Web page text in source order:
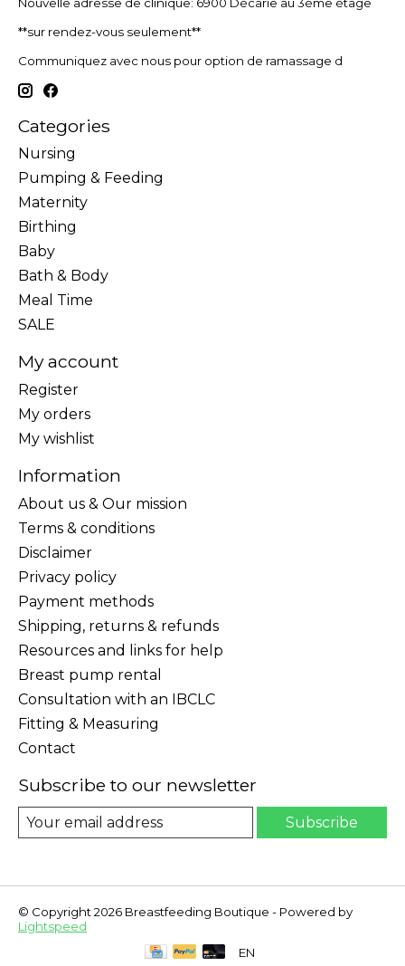
**sur rendez-vous seulement**
Communiquez avec nous pour option de ramassage d
Categories
Nursing
Pumping & Feeding
Maternity
Birthing
Baby
Bath & Body
Meal Time
SALE
My account
Register
My orders
My wishlist
Information
About us & Our mission
Terms & conditions
Disclaimer
Privacy policy
Payment methods
Shipping, returns & refunds
Resources and links for help
Breast pump rental
Consultation with an IBCLC
Fitting & Measuring
Contact
Subscribe to our newsletter
Subscribe
© Copyright 2026 Breastfeeding Boutique - Powered by
Lightspeed
EN